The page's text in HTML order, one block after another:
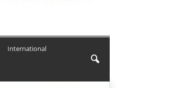
International